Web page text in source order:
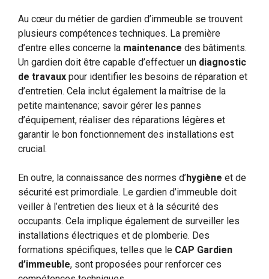
Au cœur du métier de gardien d’immeuble se trouvent
plusieurs compétences techniques. La première
d’entre elles concerne la maintenance des bâtiments.
Un gardien doit être capable d’effectuer un diagnostic
de travaux pour identifier les besoins de réparation et
d’entretien. Cela inclut également la maîtrise de la
petite maintenance; savoir gérer les pannes
d’équipement, réaliser des réparations légères et
garantir le bon fonctionnement des installations est
crucial.
En outre, la connaissance des normes d’hygiène et de
sécurité est primordiale. Le gardien d’immeuble doit
veiller à l’entretien des lieux et à la sécurité des
occupants. Cela implique également de surveiller les
installations électriques et de plomberie. Des
formations spécifiques, telles que le CAP Gardien
d’immeuble, sont proposées pour renforcer ces